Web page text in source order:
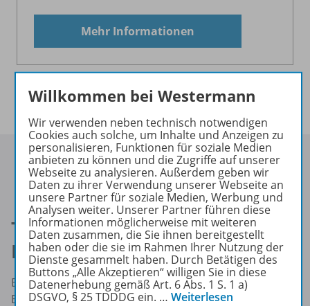
Mehr Informationen
Themenwelt Digital für die
Berufliche Bildung
Entdecken Sie unsere innovativen Konzepte für
Berufsschulen und Ausbildungsbetriebe: ob digitales
Willkommen bei Westermann
Wir verwenden neben technisch notwendigen
Cookies auch solche, um Inhalte und Anzeigen zu
personalisieren, Funktionen für soziale Medien
anbieten zu können und die Zugriffe auf unserer
Webseite zu analysieren. Außerdem geben wir
Daten zu ihrer Verwendung unserer Webseite an
unsere Partner für soziale Medien, Werbung und
Analysen weiter. Unserer Partner führen diese
Informationen möglicherweise mit weiteren
Daten zusammen, die Sie ihnen bereitgestellt
haben oder die sie im Rahmen Ihrer Nutzung der
Dienste gesammelt haben. Durch Betätigen des
Buttons „Alle Akzeptieren“ willigen Sie in diese
Datenerhebung gemäß Art. 6 Abs. 1 S. 1 a)
DSGVO, § 25 TDDDG ein. … Weiterlesen